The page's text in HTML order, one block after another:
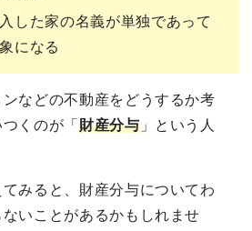
した家の名義が単独であって
になる
などの不動産をどうするか考
くのが「 財産分与」という人
みると、財産分与についてわ
いことがあるかもしれませ